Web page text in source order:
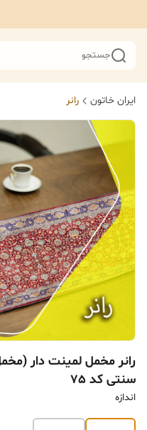
جستجو
ایران خاتون رانر
رانر مخمل لمینت دار
سنتی کد 75
اندازه